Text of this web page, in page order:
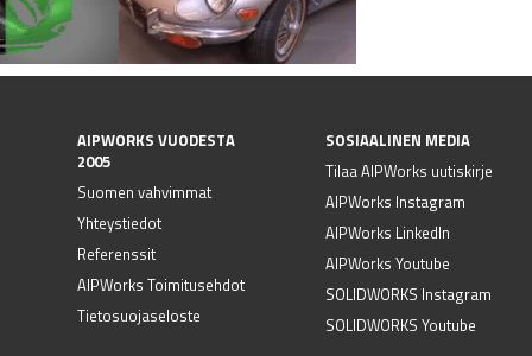
AIPWORKS VUODESTA
2005
Suomen vahvimmat
Yhteystiedot
Referenssit
AIPWorks Toimitusehdot
Tietosuojaseloste
SOSIAALINEN MEDIA
Tilaa AIPWorks uutiskirje
AIPWorks Instagram
AIPWorks LinkedIn
AIPWorks Youtube
SOLIDWORKS Instagram
SOLIDWORKS Youtube